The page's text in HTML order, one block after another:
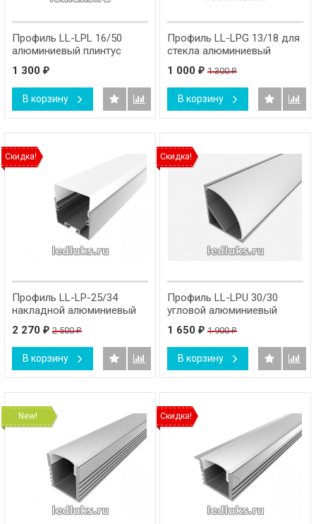
Профиль LL-LPL 16/50
алюминиевый плинтус
1 300 ₽
В корзину
Профиль LL-LPG 13/18 для
стекла алюминиевый
1 000 ₽ 1 300₽
В корзину
Скидка!
Профиль LL-LP-25/34
накладной алюминиевый
2 270 ₽ 2 500₽
В корзину
Скидка!
Профиль LL-LPU 30/30
угловой алюминиевый
1 650 ₽ 1 900₽
В корзину
New! Скидка!